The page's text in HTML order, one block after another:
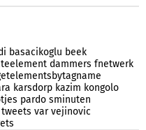
basacikoglu beek
dammers fnetwerk
karsdorp kazim kongolo
pardo sminuten
tweets var vejinovic